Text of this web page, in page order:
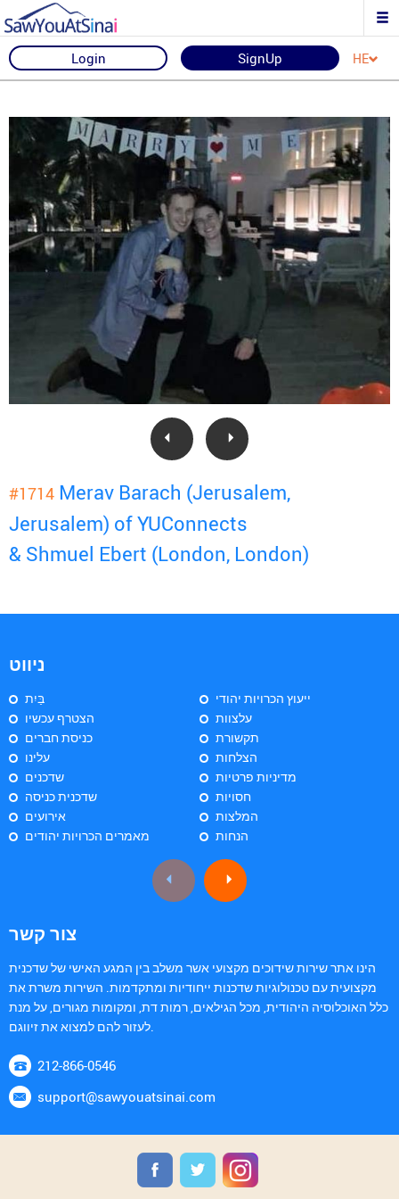
Login SignUp HE
#1714 Merav Barach (Jerusalem,
Jerusalem) of YUConnects
& Shmuel Ebert (London, London)
ניווט
בַּיִת
הצטרף עכשיו
כניסת חברים
עלינו
שדכנים
שדכנית כניסה
אירועים
מאמרים הכרויות יהודים
ייעוץ הכרויות יהודי
עלצוות
תקשורת
הצלחות
מדיניות פרטיות
חסויות
המלצות
הנחות
צור קשר
הינו אתר שירות שידוכים מקצועי אשר משלב בין המגע האישי של שדכנית
מקצועית עם טכנולוגיות שדכנות ייחודיות ומתקדמות. השירות משרת את
כלל האוכלוסיה היהודית, מכל הגילאים, רמות דת, ומקומות מגורים, על מנת
לעזור להם למצוא את זיווגם.
212-866-0546
support@sawyouatsinai.com